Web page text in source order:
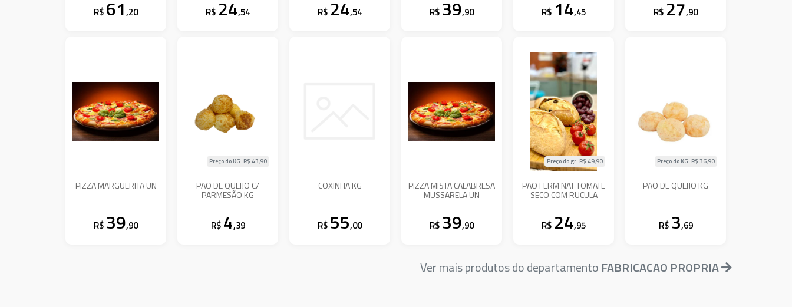
R$ 61,20 R$ 24,54 R$ 24,54 R$ 39,90 R$ 14,45 R$ 27,90
PIZZA MARGUERITA UN
R$ 39,90
PAO DE QUEIJO C/
PARMESÃO KG
Preço do KG: R$ 43,90
R$ 4,39
COXINHA KG
R$ 55,00
PIZZA MISTA CALABRESA
MUSSARELA UN
R$ 39,90
PAO FERM NAT TOMATE
SECO COM RUCULA
Preço do gr: R$ 49,90
R$ 24,95
PAO DE QUEIJO KG
Preço do KG: R$36,90
R$ 3,69
Ver mais produtos do departamento FABRICACAO PROPRIA